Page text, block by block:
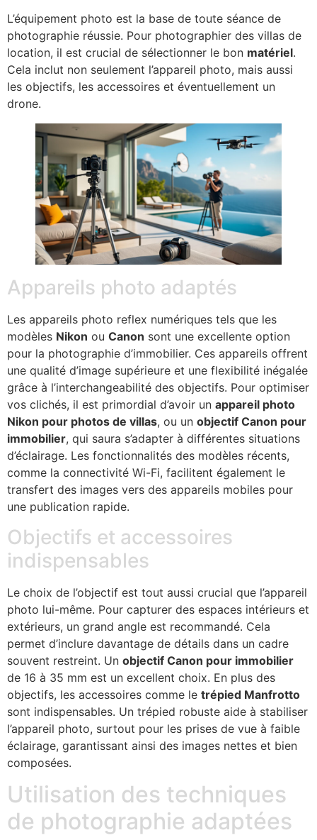
L’équipement photo est la base de toute séance de
photographie réussie. Pour photographier des villas de
location, il est crucial de sélectionner le bon matériel.
Cela inclut non seulement l’appareil photo, mais aussi
les objectifs, les accessoires et éventuellement un
drone.
Appareils photo adaptés
Les appareils photo reflex numériques tels que les
modèles Nikon ou Canon sont une excellente option
pour la photographie d’immobilier. Ces appareils offrent
une qualité d’image supérieure et une flexibilité inégalée
grâce à l’interchangeabilité des objectifs. Pour optimiser
vos clichés, il est primordial d’avoir un appareil photo
Nikon pour photos de villas, ou un objectif Canon pour
immobilier, qui saura s’adapter à différentes situations
d’éclairage. Les fonctionnalités des modèles récents,
comme la connectivité Wi-Fi, facilitent également le
transfert des images vers des appareils mobiles pour
une publication rapide.
Objectifs et accessoires
indispensables
Le choix de l’objectif est tout aussi crucial que l’appareil
photo lui-même. Pour capturer des espaces intérieurs et
extérieurs, un grand angle est recommandé. Cela
permet d’inclure davantage de détails dans un cadre
souvent restreint. Un objectif Canon pour immobilier
de 16 à 35 mm est un excellent choix. En plus des
objectifs, les accessoires comme le trépied Manfrotto
sont indispensables. Un trépied robuste aide à stabiliser
l’appareil photo, surtout pour les prises de vue à faible
éclairage, garantissant ainsi des images nettes et bien
composées.
Utilisation des techniques
de photographie adaptées